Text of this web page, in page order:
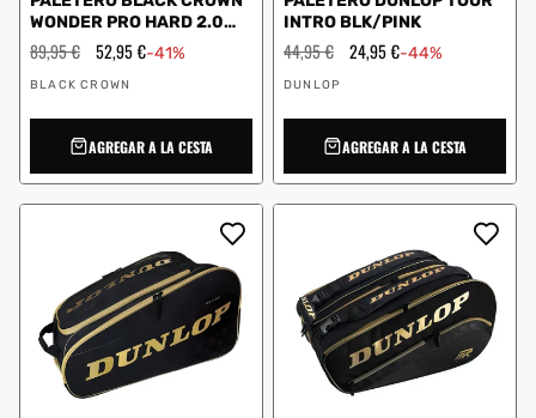
WONDER PRO HARD 2.0
NEGRO A003735
Precio
habitual
89,95 € Precio
oferta
52,95 €-41%
Proveedor:
BLACK CROWN
AGREGAR A LA CESTA
INTRO BLK/PINK
Precio
habitual
44,95 € Precio
24,95 €-44%
Proveedor:
DUNLOP
AGREGAR A LA CESTA